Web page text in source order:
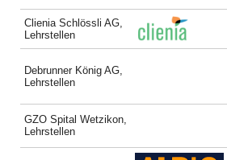
Clienia Schlössli AG,
Lehrstellen
Debrunner König AG,
Lehrstellen
GZO Spital Wetzikon,
Lehrstellen